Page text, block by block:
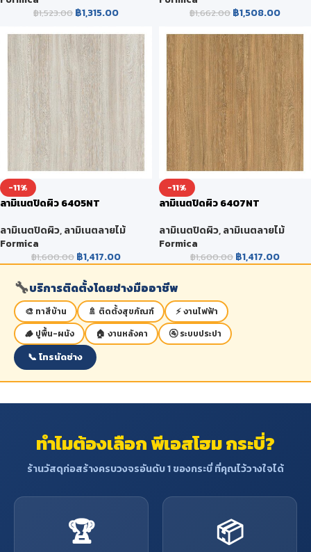
฿1,523.00 ฿1,315.00 ฿1,662.00 ฿1,508.00
-11%
ลามิเนตปิดผิว 6405NT
ลามิเนตปิดผิว,ลามิเนตลายไม้
Formica
฿1,600.00 ฿1,417.00
-11%
ลามิเนตปิดผิว 6407NT
ลามิเนตปิดผิว,ลามิเนตลายไม้
Formica
฿1,600.00 ฿1,417.00
🔧บริการติดตั้งโดยช่างมืออาชีพ
🎨 ทาสีบ้าน 🚿 ติดตั้งสุขภัณฑ์
⚡ งานไฟฟ้า
🪵 ปูพื้น-ผนัง
🏠 งานหลังคา 🚰 ระบบประปา
📞 โทรนัดช่าง
ทำไมต้องเลือก พีเอสโฮม กระบี่?
ร้านวัสดุก่อสร้างครบวงจรอันดับ 1 ของกระบี่ ที่คุณไว้วางใจได้
🏆 📦